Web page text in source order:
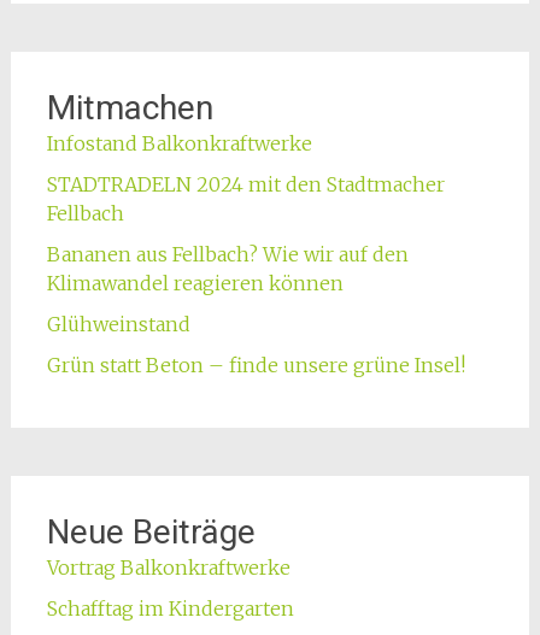
Mitmachen
Infostand Balkonkraftwerke
STADTRADELN 2024 mit den Stadtmacher
Fellbach
Bananen aus Fellbach? Wie wir auf den
Klimawandel reagieren können
Glühweinstand
Grün statt Beton – finde unsere grüne Insel!
Neue Beiträge
Vortrag Balkonkraftwerke
Schafftag im Kindergarten